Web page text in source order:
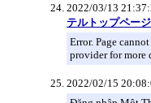
2022/03/13
テルトップページ
Error. Page
provider for more
2022/02/15